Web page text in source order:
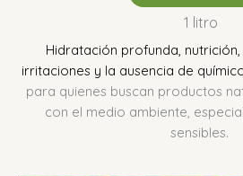
1 litro
Hidratación profunda,
irritaciones y la ausencia de
para quienes buscan productos
con el medio ambiente,
sensibles.